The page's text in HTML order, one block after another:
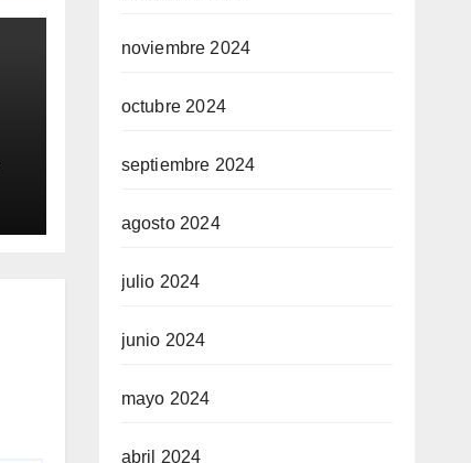
noviembre 2024
octubre 2024
septiembre 2024
agosto 2024
julio 2024
junio 2024
mayo 2024
abril 2024